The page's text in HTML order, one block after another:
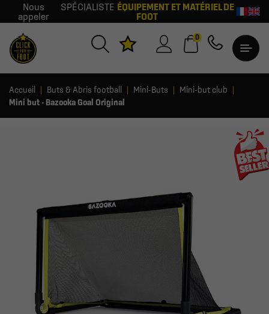
Nous
appeler
SPÉCIALISTE ÉQUIPEMENT ET MATÉRIEL DE
FOOT
0
Accueil Buts & Abris football Mini-Buts
Mini-but club
Mini but - Bazooka Goal Original